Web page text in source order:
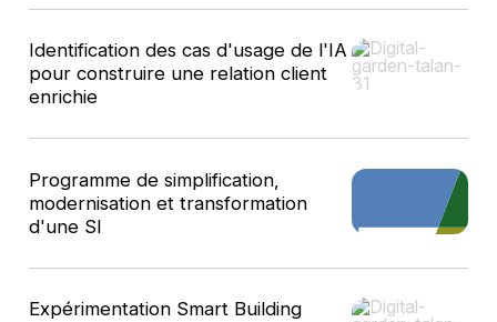
Identification des cas d'usage de l'IA
pour construire une relation client
enrichie
Programme de simplification,
modernisation et transformation
d'une SI
Expérimentation Smart Building